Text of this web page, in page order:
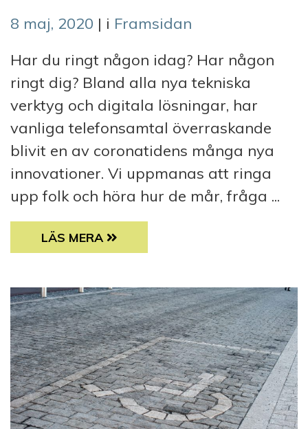
8 maj, 2020 | i Framsidan
Har du ringt någon idag? Har någon
ringt dig? Bland alla nya tekniska
verktyg och digitala lösningar, har
vanliga telefonsamtal överraskande
blivit en av coronatidens många nya
innovationer. Vi uppmanas att ringa
upp folk och höra hur de mår, fråga ...
CORONABLOGG: ETT SAMTAL KAN RÄDDA
LÄS MERA